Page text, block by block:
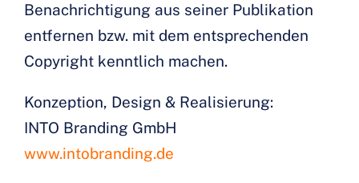
Benachrichtigung aus seiner Publikation
entfernen bzw. mit dem entsprechenden
Copyright kenntlich machen.
Konzeption, Design & Realisierung:
INTO Branding GmbH
www.intobranding.de